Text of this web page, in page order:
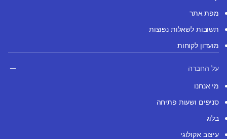
מפת אתר
תשובות לשאלות נפוצות
מועדון לקוחות
על החברה
מי אנחנו
סניפים ושעות פתיחה
בלוג
עיצוב אקולוגי